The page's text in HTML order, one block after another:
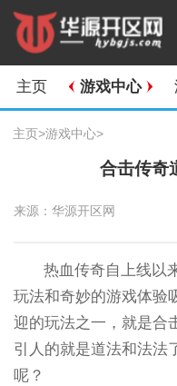
主页 游戏中心
主页>游戏中心>
合击传奇
来源：华源开区网
热血传奇自上线以
玩法和奇妙的游戏体验
迎的玩法之一，就是合
引人的就是道法和法法
呢？